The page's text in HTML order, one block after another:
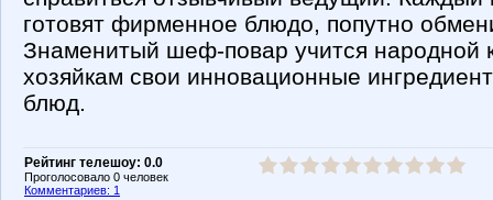
готовят фирменное блюдо, попутно
Знаменитый шеф-повар учится народной
хозяйкам свои инновационные
блюд.
Рейтинг телешоу: 0.0
Проголосовало 0 человек
Комментариев: 1